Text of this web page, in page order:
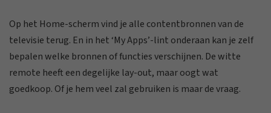
Op het Home-scherm vind je alle contentbronnen van de
televisie terug. En in het ‘My Apps’-lint onderaan kan je zelf
bepalen welke bronnen of functies verschijnen. De witte
remote heeft een degelijke lay-out, maar oogt wat
goedkoop. Of je hem veel zal gebruiken is maar de vraag.